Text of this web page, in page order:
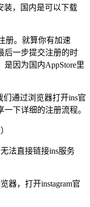
装，国内是可以下载
册。就算你有加速
后一步提交注册的时
因为国内AppStore里
通过浏览器打开ins官
下详细的注册流程。
法直接链接ins服务
器，打开instagram官